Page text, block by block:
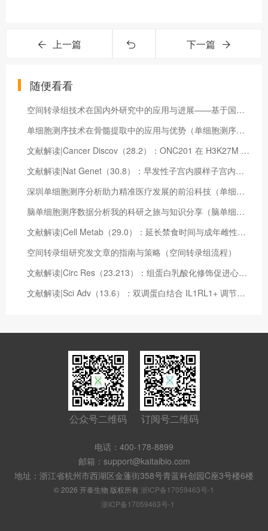
上一篇 下一篇
随便看看
空间转录组技术在国内外研究中的应用与进展——基于国内文献分析（空间转录组数据分析）
单细胞测序技术在骨髓提取中的应用与优势（单细胞测序标本处理方法）
文献解读|Cancer Discov（28.2）：ONC201 在 H3K27M 突变型弥漫性中线胶质瘤中的临床疗效是由综合代谢和表观遗传途径的破坏驱动的
文献解读|Nat Genet（30.8）：早发性子宫内膜样子宫内膜癌的蛋白质组学见解：保留生育治疗反应的预测因子
深圳单细胞测序分析助力精准医疗发展的前沿科技（单细胞测序多少钱一个）
脑单细胞测序数据分析我的科研之旅与知识分享（脑单细胞测序数据怎么看）
文献解读|Cell Metab（29.0）：延长禁食时间与成年雌性小鼠的热量限制相结合可产生更大的 保护作用
空间转录组研究发文章的指南与策略（空间转录组流程）
文献解读|Circ Res（23.213）：组蛋白乳酸化修饰促进心肌梗死后修复基因的激活
文献解读|Sci Adv（13.6）：双调蛋白结合 IL1RL1+ 调节性 T 细胞和癌症相关成纤维细胞以阻碍抗肿瘤免疫
公众号二维码 订阅号二维码
电话：400-178-8899
邮箱：support@kaitaibio.com
地址：浙江省杭州市西湖区金蓬街358号青蓝科创园C座3号楼6楼
© 2026 开泰生物 版权所有 浙ICP备17059463号-1
浙ICP备17059463号-1